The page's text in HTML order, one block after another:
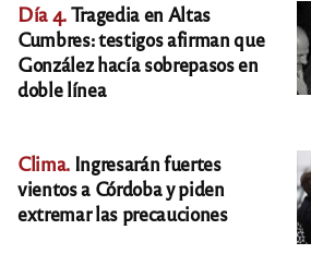
Día 4.Tragedia en Altas
Cumbres: testigos afirman que
González hacía sobrepasos en
doble línea
Clima. Ingresarán fuertes
vientos a Córdoba y piden
extremar las precauciones